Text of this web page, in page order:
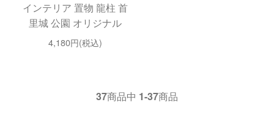
インテリア 置物 龍柱 首
里城 公園 オリジナル
4,180円(税込)
37商品中 1-37商品